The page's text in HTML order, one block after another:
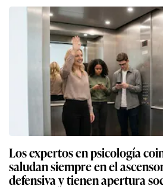
Los expertos en psicología
saludan siempre en el
defensiva y tienen apertura